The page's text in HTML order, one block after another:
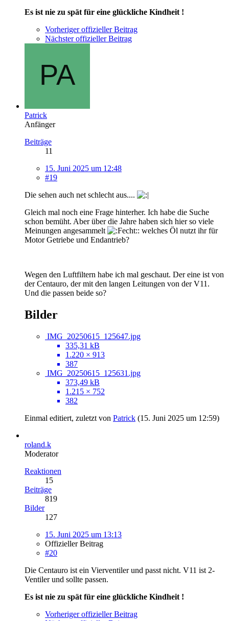
Es ist nie zu spät für eine glückliche Kindheit !
Vorheriger offizieller Beitrag
Nächster offizieller Beitrag
Patrick
Anfänger
Beiträge
11
15. Juni 2025 um 12:48
#19
Die sehen auch net schlecht aus....
Gleich mal noch eine Frage hinterher. Ich habe die Suche
schon bemüht. Aber über die Jahre haben sich hier so viele
Meinungen angesammelt
: welches Öl nutzt ihr für
Motor Getriebe und Endantrieb?
Wegen den Luftfiltern habe ich mal geschaut. Der eine ist von
der Centauro, der mit den langen Leitungen von der V11.
Und die passen beide so?
Bilder
IMG_20250615_125647.jpg
335,31 kB
1.220 × 913
387
IMG_20250615_125631.jpg
373,49 kB
1.215 × 752
382
Einmal editiert, zuletzt von Patrick (15. Juni 2025 um 12:59)
roland.k
Moderator
Reaktionen
15
Beiträge
819
Bilder
127
15. Juni 2025 um 13:13
Offizieller Beitrag
#20
Die Centauro ist ein Vierventiler und passt nicht. V11 ist 2-
Ventiler und sollte passen.
Es ist nie zu spät für eine glückliche Kindheit !
Vorheriger offizieller Beitrag